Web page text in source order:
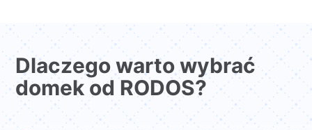
Dlaczego warto wybrać
domek od RODOS?